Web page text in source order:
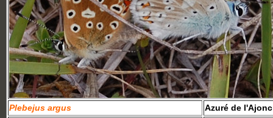
Plebejus argus Azuré de l'Ajonc